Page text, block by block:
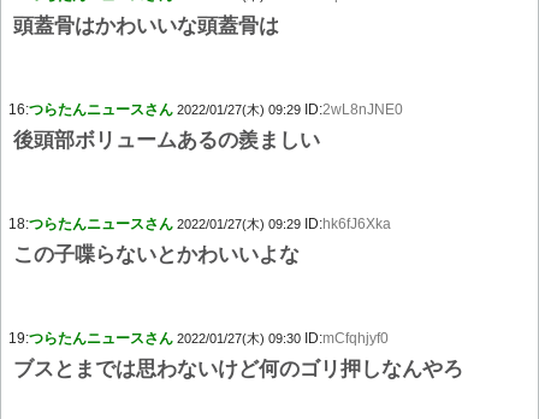
頭蓋骨はかわいいな頭蓋骨は
16:つらたんニュースさん 2022/01/27(木) 09:29 ID:2wL8nJNE0
後頭部ボリュームあるの羨ましい
18:つらたんニュースさん 2022/01/27(木) 09:29 ID:hk6fJ6Xka
この子喋らないとかわいいよな
19:つらたんニュースさん 2022/01/27(木) 09:30 ID:mCfqhjyf0
ブスとまでは思わないけど何のゴリ押しなんやろ